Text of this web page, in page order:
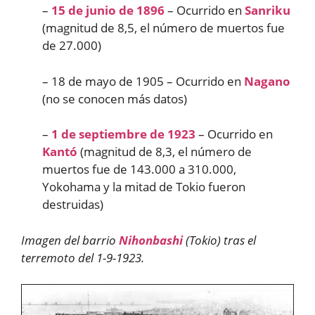
– 15 de junio de 1896– Ocurrido en Sanriku
(magnitud de 8,5, el número de muertos fue
de 27.000)
– 18 de mayo de 1905 – Ocurrido en Nagano
(no se conocen más datos)
– 1 de septiembre de 1923 – Ocurrido en
Kantó (magnitud de 8,3, el número de
muertos fue de 143.000 a 310.000,
Yokohama y la mitad de Tokio fueron
destruidas)
Imagen del barrio Nihonbashi(Tokio) tras el
terremoto del 1-9-1923.